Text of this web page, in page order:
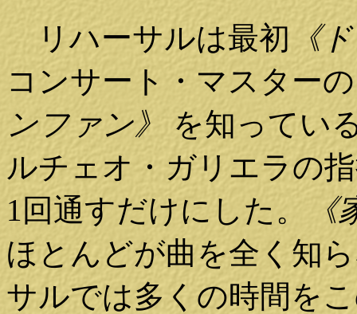
リハーサルは最初 《
コンサート・マスター
ンファン》
を知ってい
ルチェオ・ガリエラの
1回通すだけにした。
ほとんどが曲を全く知
サルでは多くの時間を